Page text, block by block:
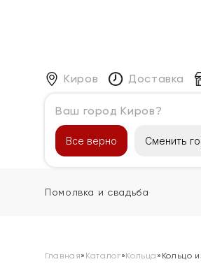
Киров
Ваш город Киров?
Все верно Сменить
Доставка
Каталог
Помолвка и свадьба
Главная» Каталог»Кольца » Кольцо